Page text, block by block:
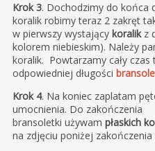
Krok 3. Dochodzimy do końca
koralik robimy teraz 2 zakręt
w pierwszy wystający koralikz
kolorem niebieskim). Należy
koralik. Powtarzamy cały czas
odpowiedniej długości
Krok 4. Na koniec zaplatam
umocnienia. Do zakończenia
bransoletki używam płaskich
na zdjęciu poniżej zakończenia